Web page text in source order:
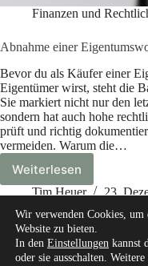
Finanzen und
Abnahme einer
Bevor du als Käufer einer
Eigentümer wirst, steht die
Sie markiert nicht nur den
sondern hat auch hohe
prüft und richtig
vermeiden. Warum die…
Weiterlesen
Abnahme
einer
So
gehst
du
Tim Heuer 23.
Wir verwenden Cookies,
Website zu bieten.
In den Einstellungen kannst
oder sie ausschalten.